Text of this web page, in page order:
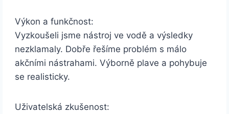
Výkon a funkčnost:
Vyzkoušeli jsme nástroj ve vodě a výsledky
nezklamaly. Dobře řešíme problém s málo
akčními nástrahami. Výborně plave a pohybuje
se realisticky.
Uživatelská zkušenost: